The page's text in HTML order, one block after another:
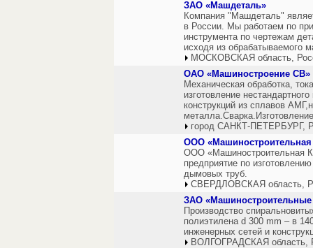
ЗАО «Машдеталь»
Компания "Машдеталь"
в России. Мы работаем по
инструмента по чертежам
исходя из обрабатываемого
МОСКОВСКАЯ область,
ОАО «Машиностроение СВ»
Механическая обработка,
изготовление
конструкций из сплавов
город САНКТ-ПЕТЕРБУРГ,
ООО
ООО «Машиностроительная
предприятие по
дымовых труб.
СВЕРДЛОВСКАЯ область,
ЗАО
Производство
полиэтилена d 300 mm – в
инженерных сетей и
ВОЛГОГРАДСКАЯ область,